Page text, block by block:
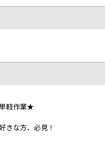
軽作業★
きな方、必見！